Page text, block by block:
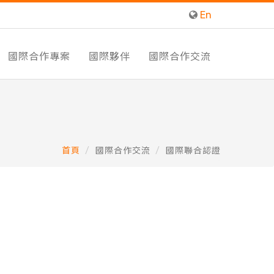
En
國際合作專案 國際夥伴 國際合作交流
首頁 國際合作交流 國際聯合認證